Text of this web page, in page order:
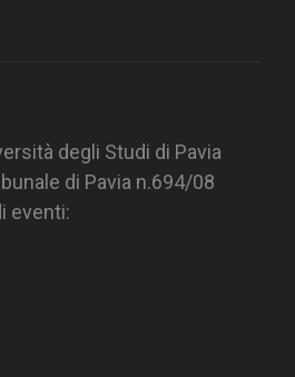
degli Studi di Pavia
di Pavia n.694/08
eventi: